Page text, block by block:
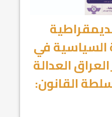
السياسية في
العدالة
القانون: